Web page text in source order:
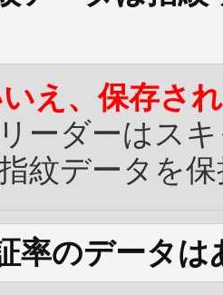
え、保存さ
ーダーはス
紋データを
率のデータは